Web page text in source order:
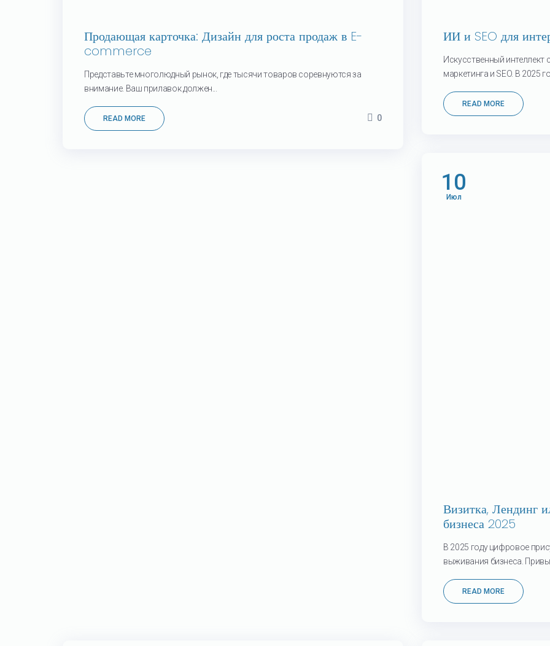
Продающая карточка: Дизайн для роста продаж в E-
commerce
Представьте многолюдный рынок, где тысячи товаров соревнуются за
внимание. Ваш прилавок должен...
READ MORE 0
ИИ и SEO для
Искусственный
маркетинга и SEO. В 2025
READ MORE
10
Июл
Визитка, Лендинг
бизнеса 2025
В 2025 году цифровое
выживания бизнеса.
READ MORE